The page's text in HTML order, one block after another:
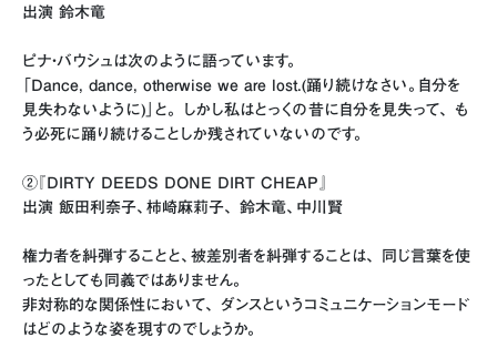
出演 鈴木竜
ピナ・バウシュは次のように語っています。
「Dance, dance, otherwise we are lost.(踊り続けなさい。自分を
見失わないように)」と。 しかし私はとっくの昔に自分を見失って、 も
う必死に踊り続けることしか残されていないのです。
②『DIRTY DEEDS DONE DIRT CHEAP』
出演 飯田利奈子、柿崎麻莉子、 鈴木竜、中川賢
権力者を糾弾することと、被差別者を糾弾することは、 同じ言葉を使
ったとしても同義ではありません。
非対称的な関係性において、 ダンスというコミュニケーションモード
はどのような姿を現すのでしょうか。